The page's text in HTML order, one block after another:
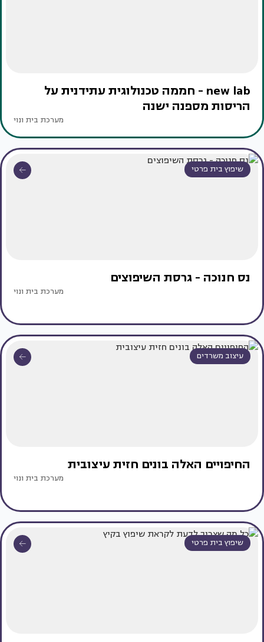
new lab - חממה טכנולוגית עתידנית על
הריסות מספנה ישנה
מערכת בית ונוי
שיפוץ בית פרטי
נס חנוכה - גרסת השיפוצים
מערכת בית ונוי
עיצוב משרדים
החיפויים האלה בונים חזית עיצובית
מערכת בית ונוי
שיפוץ בית פרטי